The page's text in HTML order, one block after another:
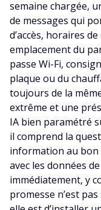
semaine chargée,
de messages qui
d’accès, horaires
emplacement du
passe Wi-Fi,
plaque ou du
toujours de la
extrême et une
IA bien paramétré
il comprend la
information au
avec les données
immédiatement, y
promesse n’est